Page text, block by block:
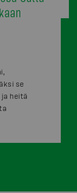
se
heitä